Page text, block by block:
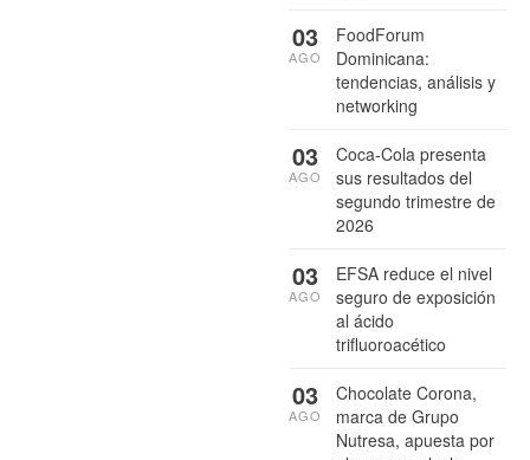
FoodForum
Dominicana:
tendencias, análisis y
networking
03
AGO
Coca-Cola presenta
sus resultados del
segundo trimestre de
2026
03
AGO
EFSA reduce el nivel
seguro de exposición
al ácido
trifluoroacético
03
AGO
Chocolate Corona,
marca de Grupo
Nutresa, apuesta por
03
AGO